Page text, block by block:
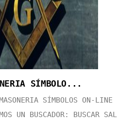
SÍMBOLO...
SÍMBOLOS ON-LINE
UN BUSCADOR: BUSCAR SAL